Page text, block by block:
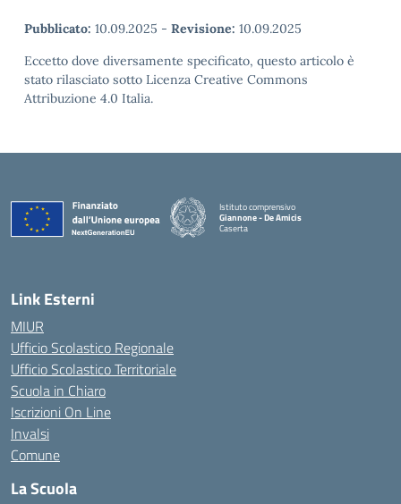
Pubblicato: 10.09.2025 - Revisione: 10.09.2025
Eccetto dove diversamente specificato, questo articolo è
stato rilasciato sotto Licenza Creative Commons
Attribuzione 4.0 Italia.
Istituto comprensivo
Giannone - De Amicis
Caserta
Link Esterni
MIUR
Ufficio Scolastico Regionale
Ufficio Scolastico Territoriale
Scuola in Chiaro
Iscrizioni On Line
Invalsi
Comune
La Scuola